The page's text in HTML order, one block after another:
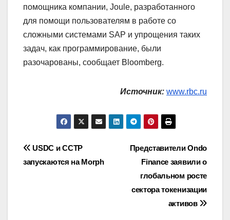
помощника компании, Joule, разработанного
для помощи пользователям в работе со
сложными системами SAP и упрощения таких
задач, как программирование, были
разочарованы, сообщает Bloomberg.
Источник: www.rbc.ru
Навигация
по
Представители Ondo
Finance заявили о
глобальном росте
сектора токенизации
активов
USDC и CCTP
запускаются на Morph